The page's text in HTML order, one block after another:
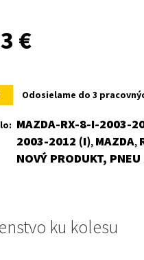
€
is:
143 €.
Odosielame do 3
MAZDA-RX-8-I-2003-
2003-2012 (I), MAZDA,
NOVÝ PRODUKT,
ku kolesu